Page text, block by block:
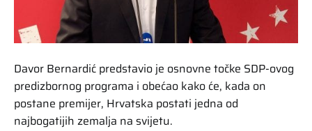
Davor Bernardić predstavio je osnovne točke SDP-ovog
predizbornog programa i obećao kako će, kada on
postane premijer, Hrvatska postati jedna od
najbogatijih zemalja na svijetu.